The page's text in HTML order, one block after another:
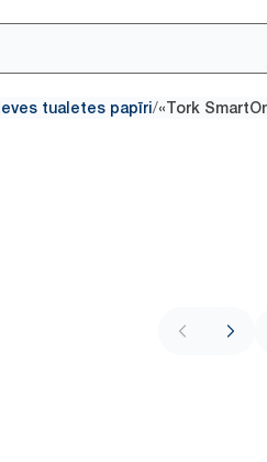
tualetes papīri/«Tork